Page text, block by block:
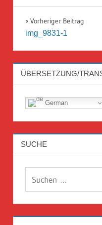
Vorheriger Beitrag
img_9831-1
ÜBERSETZUNG/
German
SUCHE